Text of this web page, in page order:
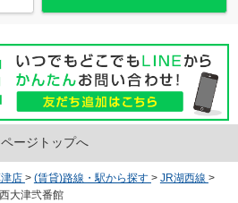
ページトップへ
店 > (賃貸)路線・駅から探す > JR湖西線 >
大津弐番館